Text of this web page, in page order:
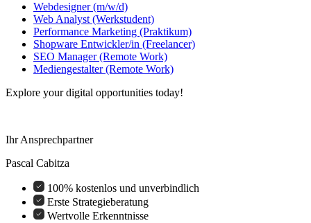
Webdesigner (m/w/d)
Web Analyst (Werkstudent)
Performance Marketing (Praktikum)
Shopware Entwickler/in (Freelancer)
SEO Manager (Remote Work)
Mediengestalter (Remote Work)
Explore your digital opportunities today!
Ihr Ansprechpartner
Pascal Cabitza
100% kostenlos und unverbindlich
Erste Strategieberatung
Wertvolle Erkenntnisse